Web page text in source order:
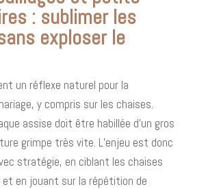
: sublimer les
exploser le
un réflexe naturel pour la
y compris sur les chaises.
assise doit être habillée d’un gros
grimpe très vite. L’enjeu est donc
stratégie, en ciblant les chaises
et en jouant sur la répétition de